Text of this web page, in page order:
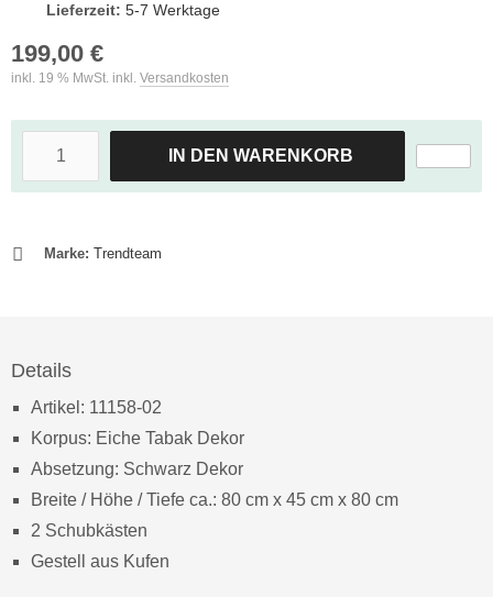
Lieferzeit: 5-7 Werktage
199,00 €
inkl. 19 % MwSt. inkl. Versandkosten
IN DEN WARENKORB
Marke: Trendteam
Details
Artikel: 11158-02
Korpus: Eiche Tabak Dekor
Absetzung: Schwarz Dekor
Breite / Höhe / Tiefe ca.: 80 cm x 45 cm x 80 cm
2 Schubkästen
Gestell aus Kufen